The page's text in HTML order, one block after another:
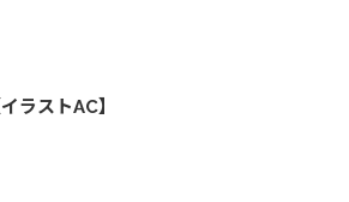
ラストAC】